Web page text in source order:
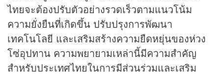
ไทยจะต้องปรับตัวอย่างรวดเร็วตามแนวโน้ม
ความยั่งยืนที่เกิดขึ้น ปรับปรุงการพัฒนา
เทคโนโลยี และเสริมสร้างความยืดหยุ่นของห่วง
โซ่อุปทาน ความพยายามเหล่านี้มีความสำคัญ
สำหรับประเทศไทยในการมีส่วนร่วมและเสริม